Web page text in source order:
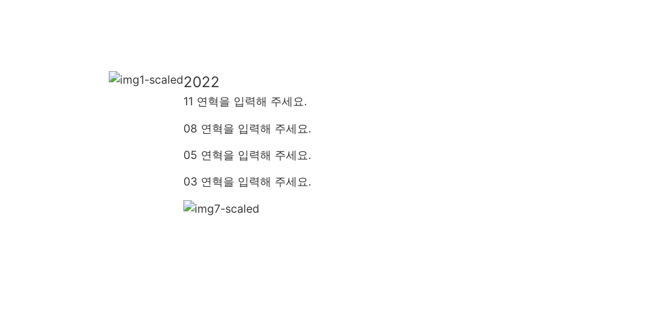
2022
11 연혁을 입력해 주세요.
08 연혁을 입력해 주세요.
05 연혁을 입력해 주세요.
03 연혁을 입력해 주세요.